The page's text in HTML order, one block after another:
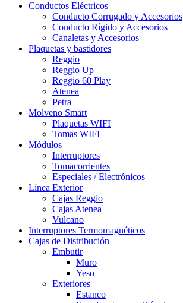
Conductos Eléctricos
Conducto Corrugado y Accesorios
Conducto Rígido y Accesorios
Canaletas y Accesorios
Plaquetas y bastidores
Reggio
Reggio Up
Reggio 60 Play
Atenea
Petra
Molveno Smart
Plaquetas WIFI
Tomas WIFI
Módulos
Interruptores
Tomacorrientes
Especiales / Electrónicos
Línea Exterior
Cajas Reggio
Cajas Atenea
Vulcano
Interruptores Termomagnéticos
Cajas de Distribución
Embutir
Muro
Yeso
Exteriores
Estanco